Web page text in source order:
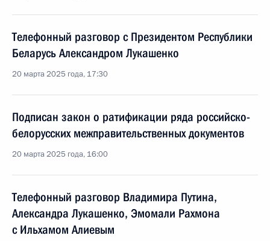
Телефонный разговор с Президентом Республики
Беларусь Александром Лукашенко
20 марта 2025 года, 17:30
Подписан закон о ратификации ряда российско-
белорусских межправительственных документов
20 марта 2025 года, 16:00
Телефонный разговор Владимира Путина,
Александра Лукашенко, Эмомали Рахмона
с Ильхамом Алиевым